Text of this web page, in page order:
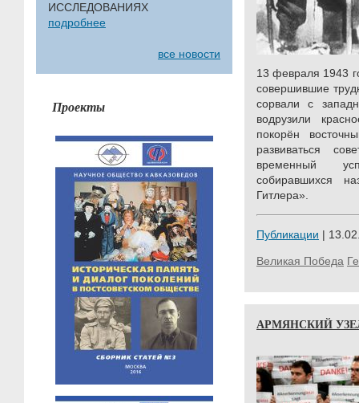
ИССЛЕДОВАНИЯХ
подробнее
все новости
Проекты
13 февраля 1943
совершившие
сорвали с
водрузили
покорён
развиваться
временный
собиравшихся
Гитлера».
Публикации |
Великая Победа
АРМЯНСКИЙ